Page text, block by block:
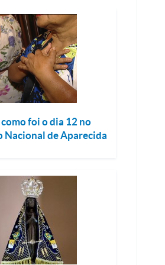
como foi o dia 12 no
Nacional de Aparecida